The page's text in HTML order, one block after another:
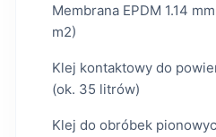
Membrana EPDM 1.14
m2)
Klej kontaktowy do
(ok. 35 litrów)
Klej do obróbek